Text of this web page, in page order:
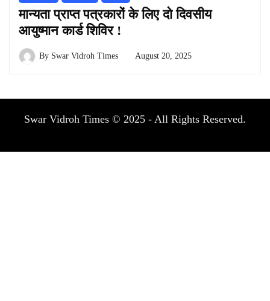
मान्यता प्राप्त पत्रकारों के लिए दो दिवसीय
आयुष्मान कार्ड शिविर !
By Swar Vidroh Times August 20, 2025
Swar Vidroh Times © 2025 - All Rights Reserved.